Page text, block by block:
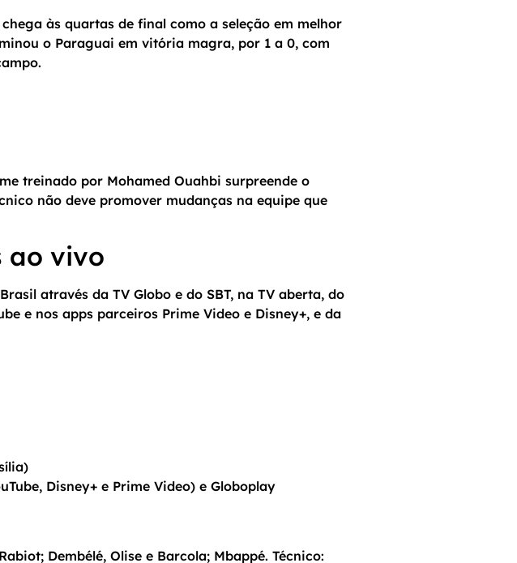
às quartas de final como a seleção em melhor
o Paraguai em vitória magra, por 1 a 0, com
treinado por Mohamed Ouahbi surpreende o
não deve promover mudanças na equipe que
ao vivo
através da TV Globo e do SBT, na TV aberta, do
e nos apps parceiros Prime Video e Disney+, e da
Disney+ e Prime Video) e Globoplay
Dembélé, Olise e Barcola; Mbappé. Técnico: